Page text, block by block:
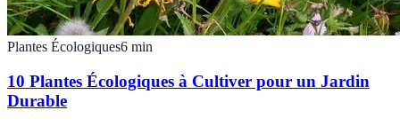
Plantes Écologiques6 min
10 Plantes Écologiques à Cultiver pour un Jardin
Durable